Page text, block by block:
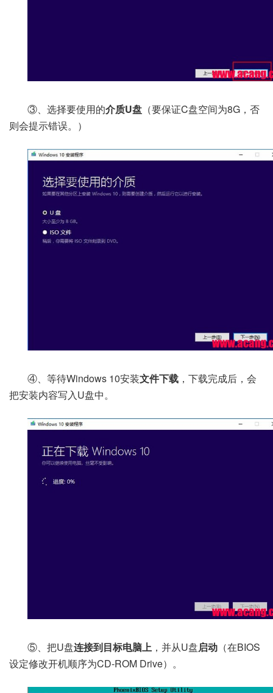
③、选择要使用的介质U盘 （要保证C盘空间为8G，否
则会提示错误。）
④、等待Windows 10安装文件下载 ，下载完成后，会
把安装内容写入U盘中。
⑤、把U盘连接到目标电脑上 ，并从U盘启动 （在BIOS
设定修改开机顺序为CD-ROM Drive）。